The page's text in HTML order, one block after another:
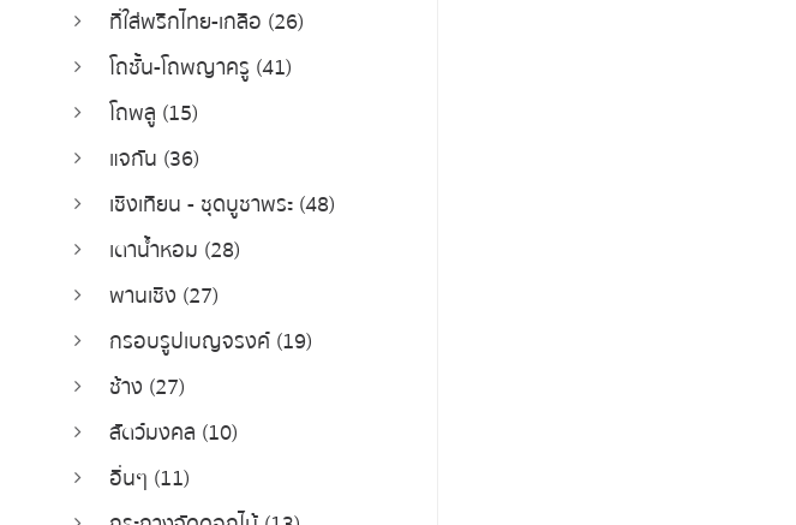
ที่ใส่พริกไทย-เกลือ (26)
โถชั้น-โถพญาครู (41)
โถพลู (15)
แจกัน (36)
เชิงเทียน - ชุดบูชาพระ (48)
เตาน้ำหอม (28)
พานเชิง (27)
กรอบรูปเบญจรงค์ (19)
ช้าง (27)
สัตว์มงคล (10)
อื่นๆ (11)